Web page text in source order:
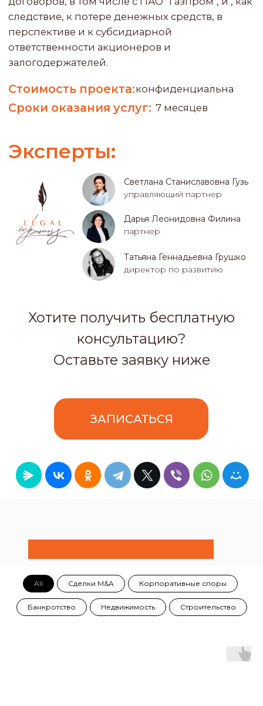
All Сделки M&A Корпоративные споры
Банкротство Недвижимость Строительство
Хотите быть в курсе всех
актуальных кейсов?
Подпишитесь!
Отправляя форму, вы соглашаетесь с